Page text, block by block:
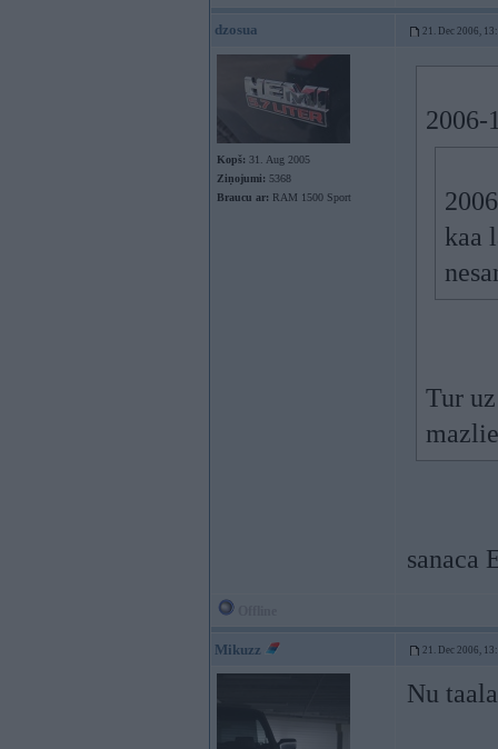
dzosua 21. Dec 2006,
Kopš: 31. Aug 2005
Ziņojumi: 5368
Braucu ar: RAM 1500 Sport
2006-
kaa
Tur
sanaca
Mikuzz 21. Dec 2006,
Nu